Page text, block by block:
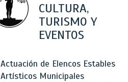
CULTURA,
TURISMO Y
EVENTOS
Actuación de Elencos Estables
Artísticos Municipales